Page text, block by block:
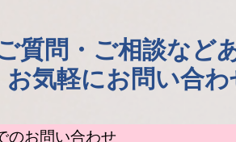
質問・ご相談など
お気軽にお問い合
のお問い合わせ